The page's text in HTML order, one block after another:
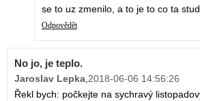
se to uz zmenilo, a to je to co ta
Odpovědět
No jo, je teplo.
Jaroslav Lepka,2018-06-06 14:56:26
Řekl bych: počkejte na sychravý